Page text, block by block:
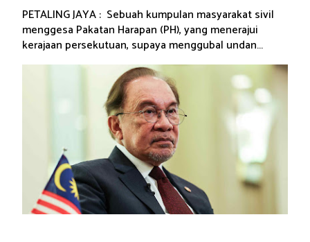
PETALING JAYA : Sebuah kumpulan masyarakat sivil
menggesa Pakatan Harapan (PH), yang menerajui
kerajaan persekutuan, supaya menggubal undan...